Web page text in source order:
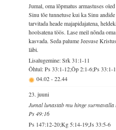
Jumal, oma lõpmatus armastuses
Sinu tõe tunnetuse kui ka Sinu
tarvitada heade majapidajatena,
hoolsatena töös. Lase meil nõnda
kasvada. Seda palume Jeesuse
läbi.
Lisalugemine: Srk 31:1-11
Õhtul: Ps 33:1-12;Õp 2:1-6;Ps 33:1-
04.02-22.44
23. juuni
Jumal lunastab mu hinge surmavalla
Ps 49:16
Ps 147:12-20;Kg 5:14-19;Js 33:5-6